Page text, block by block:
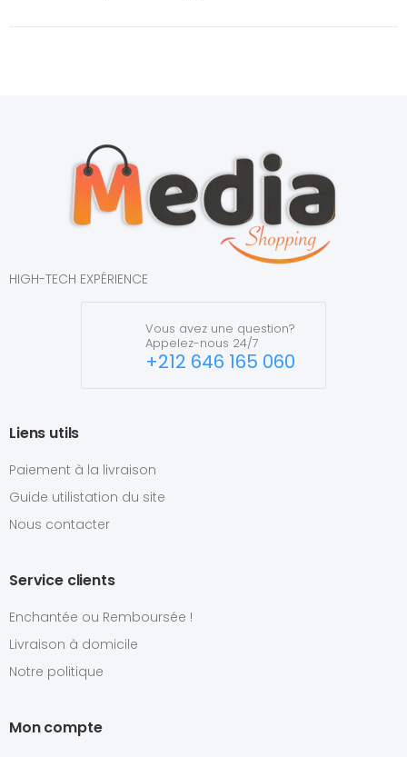
HIGH-TECH EXPÉRIENCE
Vous avez une question?
Appelez-nous 24/7
+212 646 165 060
Liens utils
Paiement à la livraison
Guide utilistation du site
Nous contacter
Service clients
Enchantée ou Remboursée !
Livraison à domicile
Notre politique
Mon compte